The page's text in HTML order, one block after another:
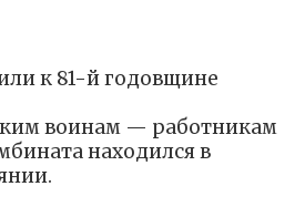
к 81-й годовщине
воинам — работникам
находился в